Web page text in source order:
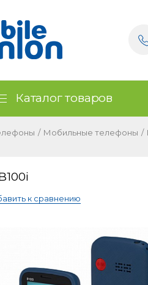
Каталог товаров
/ Мобильные телефоны /
к сравнению